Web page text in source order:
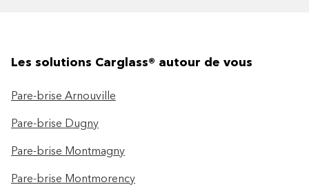
Les solutions Carglass® autour de vous
Pare-brise Arnouville
Pare-brise Dugny
Pare-brise Montmagny
Pare-brise Montmorency